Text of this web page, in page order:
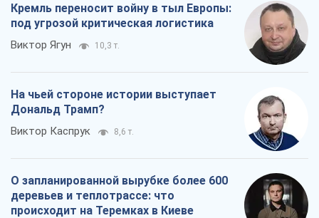
Кремль переносит войну в тыл Европы:
под угрозой критическая логистика
Виктор Ягун 10,3 т.
На чьей стороне истории выступает
Дональд Трамп?
Виктор Каспрук 8,6 т.
О запланированной вырубке более 600
деревьев и теплотрассе: что
происходит на Теремках в Киеве